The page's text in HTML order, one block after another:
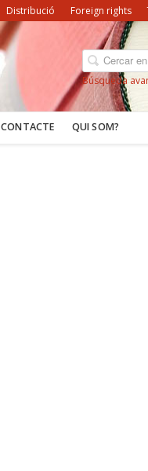
Distribució Foreign rights
Búsqueda
CONTACTE QUI SOM?